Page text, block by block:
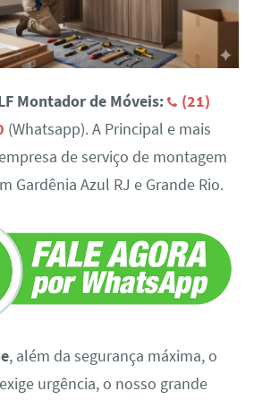
Montador de Móveis:
(21)
(Whatsapp). A Principal e mais
de serviço de montagem
Gardênia Azul RJ e Grande Rio.
, além da segurança máxima, o
urgência, o nosso grande